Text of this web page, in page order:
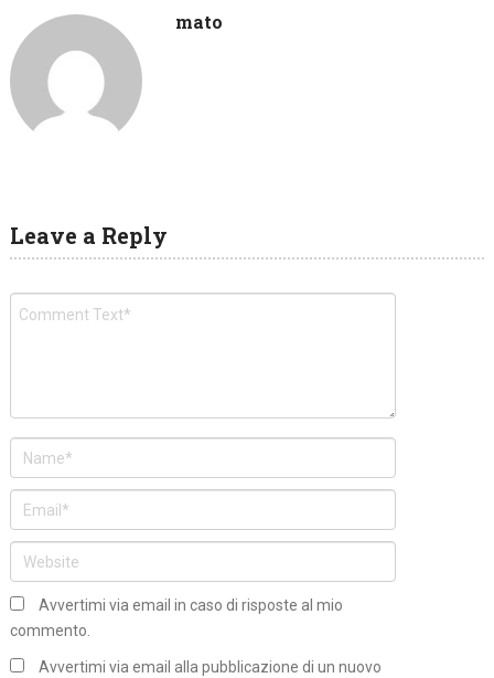
mato
Leave a Reply
Avvertimi via email in caso di risposte al mio
commento.
Avvertimi via email alla pubblicazione di un nuovo